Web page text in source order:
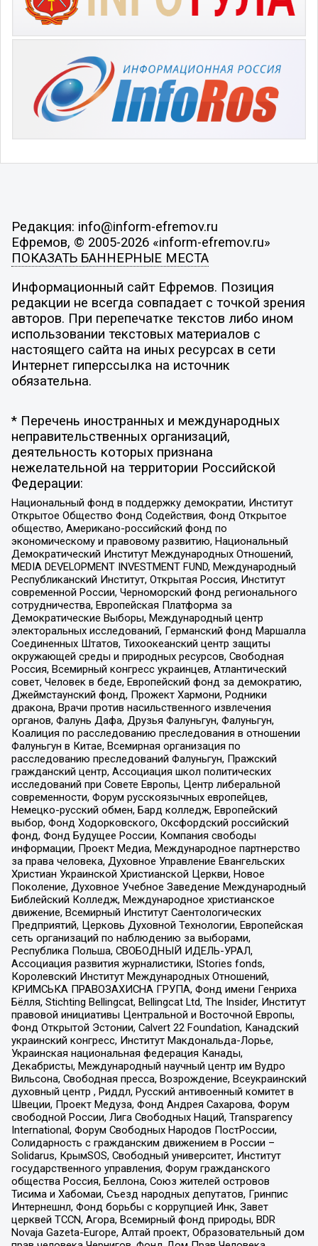
Редакция: info@inform-efremov.ru
Ефремов, © 2005-2026 «inform-efremov.ru»
ПОКАЗАТЬ БАННЕРНЫЕ МЕСТА
Информационный сайт Ефремов. Позиция
редакции не всегда совпадает с точкой зрения
авторов. При перепечатке текстов либо ином
использовании текстовых материалов с
настоящего сайта на иных ресурсах в сети
Интернет гиперссылка на источник
обязательна.
* Перечень иностранных и международных
неправительственных организаций,
деятельность которых признана
нежелательной на территории Российской
Федерации:
Национальный фонд в поддержку демократии, Институт
Открытое Общество Фонд Содействия, Фонд Открытое
общество, Американо-российский фонд по
экономическому и правовому развитию, Национальный
Демократический Институт Международных Отношений,
MEDIA DEVELOPMENT INVESTMENT FUND, Международный
Республиканский Институт, Открытая Россия, Институт
современной России, Черноморский фонд регионального
сотрудничества, Европейская Платформа за
Демократические Выборы, Международный центр
электоральных исследований, Германский фонд Маршалла
Соединенных Штатов, Тихоокеанский центр защиты
окружающей среды и природных ресурсов, Свободная
Россия, Всемирный конгресс украинцев, Атлантический
совет, Человек в беде, Европейский фонд за демократию,
Джеймстаунский фонд, Прожект Хармони, Родники
дракона, Врачи против насильственного извлечения
органов, Фалунь Дафа, Друзья Фалуньгун, Фалуньгун,
Коалиция по расследованию преследования в отношении
Фалуньгун в Китае, Всемирная организация по
расследованию преследований Фалуньгун, Пражский
гражданский центр, Ассоциация школ политических
исследований при Совете Европы, Центр либеральной
современности, Форум русскоязычных европейцев,
Немецко-русский обмен, Бард колледж, Европейский
выбор, Фонд Ходорковского, Оксфордский российский
фонд, Фонд Будущее России, Компания свободы
информации, Проект Медиа, Международное партнерство
за права человека, Духовное Управление Евангельских
Христиан Украинской Христианской Церкви, Новое
Поколение, Духовное Учебное Заведение Международный
Библейский Колледж, Международное христианское
движение, Всемирный Институт Саентологических
Предприятий, Церковь Духовной Технологии, Европейская
сеть организаций по наблюдению за выборами,
Республика Польша, СВОБОДНЫЙ ИДЕЛЬ-УРАЛ,
Ассоциация развития журналистики, IStories fonds,
Королевский Институт Международных Отношений,
КРИМСЬКА ПРАВОЗАХИСНА ГРУПА, Фонд имени Генриха
Бёлля, Stichting Bellingcat, Bellingcat Ltd, The Insider, Институт
правовой инициативы Центральной и Восточной Европы,
Фонд Открытой Эстонии, Calvert 22 Foundation, Канадский
украинский конгресс, Институт Макдональда-Лорье,
Украинская национальная федерация Канады,
Декабристы, Международный научный центр им Вудро
Вильсона, Свободная пресса, Возрождение, Всеукраинский
духовный центр , Риддл, Русский антивоенный комитет в
Швеции, Проект Медуза, Фонд Андрея Сахарова, Форум
свободной России, Лига Свободных Наций, Transparеncy
International, Форум Свободных Народов ПостРоссии,
Солидарность с гражданским движением в России –
Solidarus, КрымSOS, Свободный университет, Институт
государственного управления, Форум гражданского
общества Россия, Беллона, Союз жителей островов
Тисима и Хабомаи, Съезд народных депутатов, Гринпис
Интернешнл, Фонд борьбы с коррупцией Инк, Завет
церквей TCCN, Агора, Всемирный фонд природы, BDR
Novaja Gazeta-Europe, Алтай проект, Образовательный дом